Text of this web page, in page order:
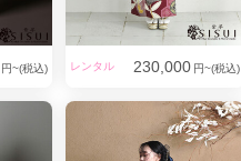
円~(税込) レンタル 230,000 円~(税込)